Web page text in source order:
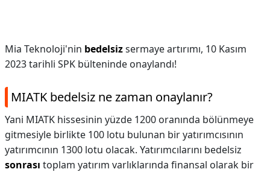
Mia Teknoloji'nin bedelsizsermaye artırımı, 10 Kasım
2023 tarihli SPK bülteninde onaylandı!
MIATK bedelsiz ne zaman onaylanır?
Yani MIATK hissesinin yüzde 1200 oranında bölünmeye
gitmesiyle birlikte 100 lotu bulunan bir yatırımcısının
yatırımcının 1300 lotu olacak. Yatırımcılarını bedelsiz
sonrası toplam yatırım varlıklarında finansal olarak bir